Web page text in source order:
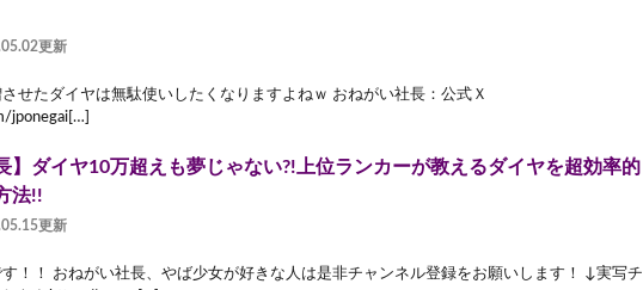
更新
せたダイヤは無駄使いしたくなりますよねｗ おねがい社長：公式Ｘ
jponegai[…]
】ダイヤ10万超えも夢じゃない?!上位ランカーが教えるダイヤを超効率的
法!!
更新
！！ おねがい社長、やば少女が好きな人は是非チャンネル登録をお願いします！ ↓実写チ